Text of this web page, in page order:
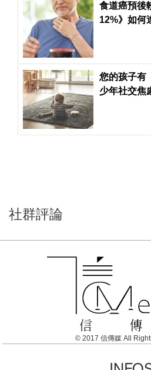
食道癌預後
12%》如何
您的孩子有
少年社交焦
社群評論
© 2017 信傳媒 All